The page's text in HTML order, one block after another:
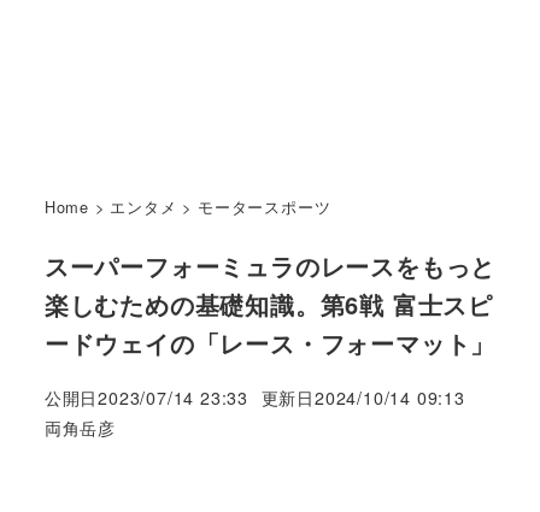
Home > エンタメ > モータースポーツ
スーパーフォーミュラのレースをもっと
楽しむための基礎知識。第6戦 富士スピ
ードウェイの「レース・フォーマット」
公開日2023/07/14 23:33 更新日2024/10/14 09:13
著
両角岳彦